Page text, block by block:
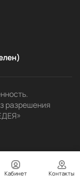
разрешения
Кабинет Контакты